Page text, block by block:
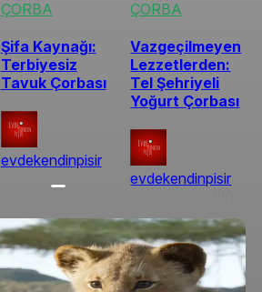
ÇORBA
Şifa Kaynağı:
Terbiyesiz
Tavuk Çorbası
evdekendinpisir
ÇORBA
Vazgeçilmeyen
Lezzetlerden:
Tel Şehriyeli
Yoğurt Çorbası
evdekendinpisir